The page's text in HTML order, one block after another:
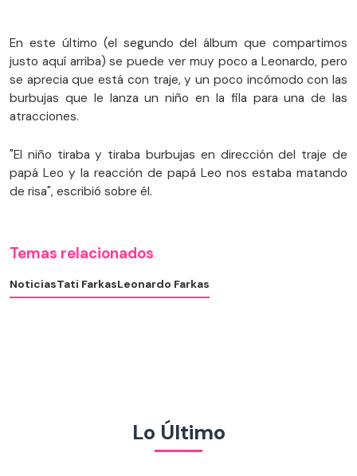
En este último (el segundo del álbum que compartimos
justo aquí arriba) se puede ver muy poco a Leonardo, pero
se aprecia que está con traje, y un poco incómodo con las
burbujas que le lanza un niño en la fila para una de las
atracciones.
"El niño tiraba y tiraba burbujas en dirección del traje de
papá Leo y la reacción de papá Leo nos estaba matando
de risa", escribió sobre él.
Temas relacionados
NoticiasTati FarkasLeonardo Farkas
Lo Último